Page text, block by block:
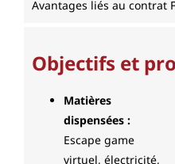
Avantages liés au contrat
Objectifs et
Matières
dispensées :
Escape game
virtuel, électricité,